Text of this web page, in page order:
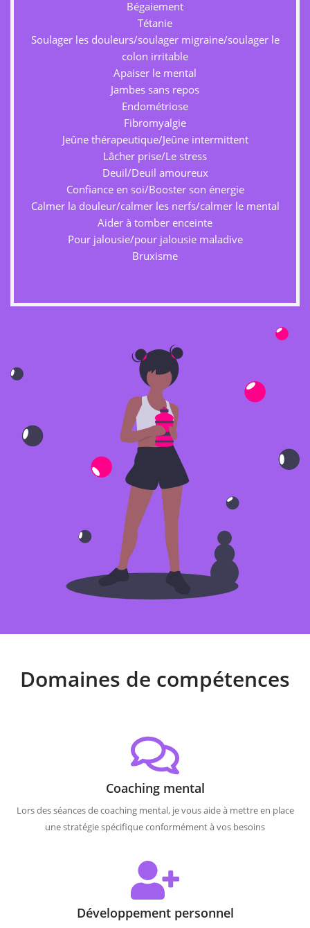
Bégaiement
Tétanie
Soulager les douleurs/soulager migraine/soulager le
colon irritable
Apaiser le mental
Jambes sans repos
Endométriose
Fibromyalgie
Jeûne thérapeutique/Jeûne intermittent
Lâcher prise/Le stress
Deuil/Deuil amoureux
Confiance en soi/Booster son énergie
Calmer la douleur/calmer les nerfs/calmer le mental
Aider à tomber enceinte
Pour jalousie/pour jalousie maladive
Bruxisme
Domaines de compétences
Coaching mental
Lors des séances de coaching mental, je vous aide à mettre en place
une stratégie spécifique conformément à vos besoins
Développement personnel